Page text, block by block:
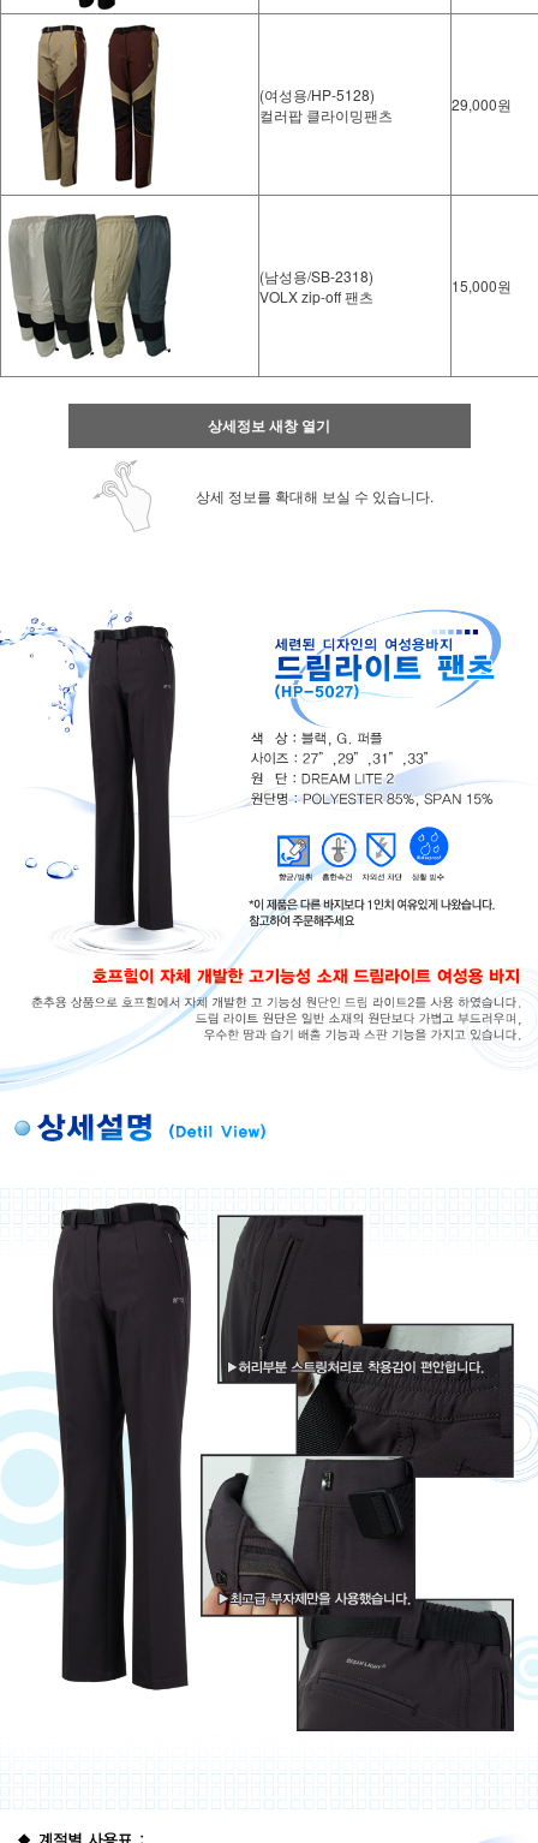
(여성용/HP-5128)
컬러팝 클라이밍팬츠
29,000원
(남성용/SB-2318)
VOLX zip-off 팬츠
15,000원
상세정보 새창 열기
상세 정보를 확대해 보실 수 있습니다.